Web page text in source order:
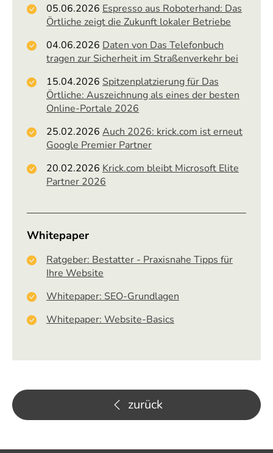
05.06.2026 Espresso aus Roboterhand: Das
Örtliche zeigt die Zukunft lokaler Betriebe
04.06.2026 Daten von Das Telefonbuch
tragen zur Sicherheit im Straßenverkehr bei
15.04.2026 Spitzenplatzierung für Das
Örtliche: Auszeichnung als eines der besten
Online-Portale 2026
25.02.2026 Auch 2026: krick.com ist erneut
Google Premier Partner
20.02.2026 Krick.com bleibt Microsoft Elite
Partner 2026
Whitepaper
Ratgeber: Bestatter - Praxisnahe Tipps für
Ihre Website
Whitepaper: SEO-Grundlagen
Whitepaper: Website-Basics
zurück